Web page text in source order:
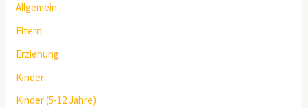
Allgemein
Eltern
Erziehung
Kinder
Kinder (5-12 Jahre)